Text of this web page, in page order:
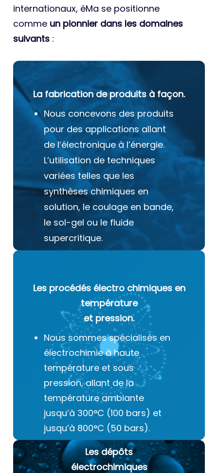
internationaux, éMa se positionne
comme un pionnier dans les domaines
suivants :
La fabrication de produits à façon.
Nous concevons des produits
pour des applications allant
de l’électronique à l’énergie.
L’utilisation de techniques
variées telles que les
synthèses chimiques en
solution, le coulage en bande,
le sol-gel ou le fluide
supercritique.
Les procédés électro chimiques en
température
et pression.
Nous sommes spécialisés en
électrochimie à haute
température et sous
pression, allant de la
température ambiante
jusqu’à 300°C (100 bars) et
jusqu’à 800°C (50 bars).
Les dépôts
électrochimiques